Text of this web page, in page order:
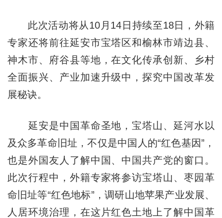
此次活动将从10月14日持续至18日，外籍
专家还将前往延安市宝塔区和榆林市靖边县、
神木市、府谷县等地，在文化传承创新、乡村
全面振兴、产业加速升级中，探究中国改革发
展秘诀。
延安是中国革命圣地，宝塔山、延河水以
及众多革命旧址，不仅是中国人的“红色基因”，
也是外国友人了解中国、中国共产党的窗口。
此次行程中，外籍专家将参访宝塔山、枣园革
命旧址等“红色地标”，调研山地苹果产业发展、
人居环境治理，在这片红色土地上了解中国革